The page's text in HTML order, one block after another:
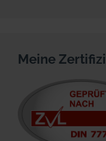
Meine